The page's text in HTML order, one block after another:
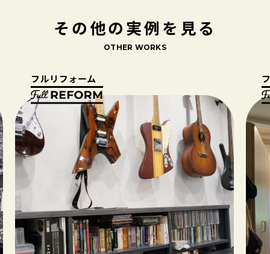
その他の実例を見る
OTHER WORKS